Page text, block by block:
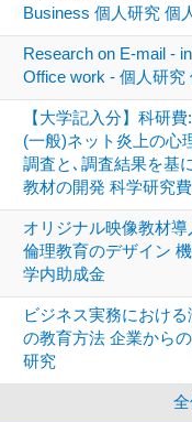
Business 個人研究 個
Research on E-mail -
Office work - 個人研究
【大学記入分】科研
(一般)ネット炎上の心
調査と､調査結果を基
教材の開発 科学研究
オリジナル映像教材
倫理教育のデザイン
学内助成金
ビジネス実務におけ
の教育方法 企業から
研究
全